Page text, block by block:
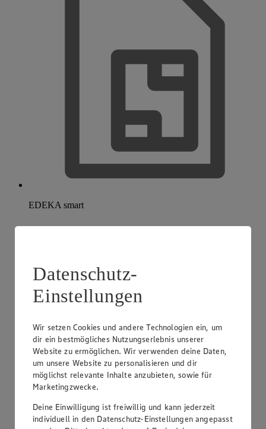
EDEKA smart
Datenschutz-
Einstellungen
Wir setzen Cookies und andere Technologien ein, um
dir ein bestmögliches Nutzungserlebnis unserer
Website zu ermöglichen. Wir verwenden deine Daten,
um unsere Website zu personalisieren und dir
möglichst relevante Inhalte anzubieten, sowie für
Marketingzwecke.
Deine Einwilligung ist freiwillig und kann jederzeit
individuell in den Datenschutz-Einstellungen angepasst